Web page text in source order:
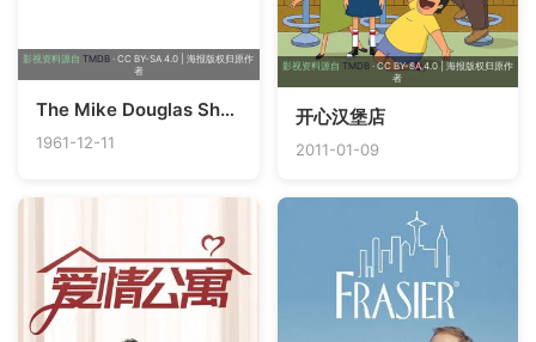
影视资料源自TMDB · CC BY-SA 4.0 | 海报版权归原作
者
The Mike Douglas Show
1961-12-11
影视资料源自 TMDB· CC BY-SA 4.0 | 海报版权归原作
者
开心汉堡店
2011-01-09